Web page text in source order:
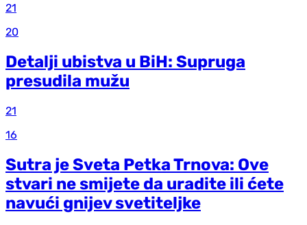
21
20
Detalji ubistva u BiH: Supruga
presudila mužu
21
16
Sutra je Sveta Petka Trnova: Ove
stvari ne smijete da uradite ili ćete
navući gnijev svetiteljke